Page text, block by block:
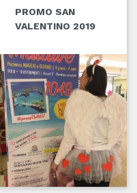
PROMO SAN
VALENTINO 2019